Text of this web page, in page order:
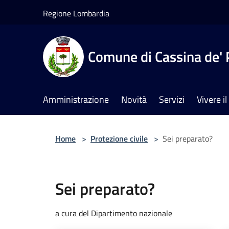
Regione Lombardia
Comune di Cassina de'
Amministrazione Novità Servizi Vivere
Home > Protezione civile > Sei preparato?
Sei preparato?
a cura del Dipartimento nazionale